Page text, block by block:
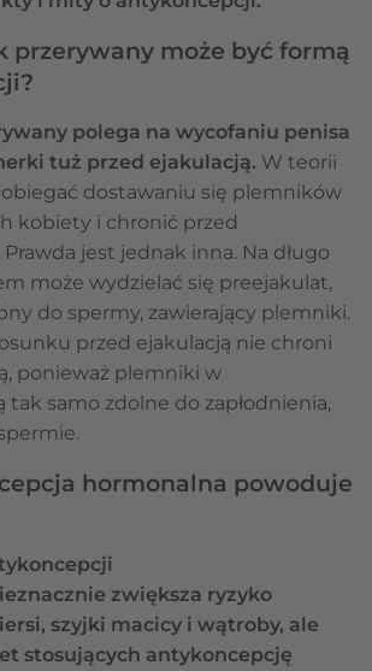
przerywany może być formą
polega na wycofaniu penisa
tuż przed ejakulacją. W teorii
dostawaniu się plemników
kobiety i chronić przed
jest jednak inna. Na długo
może wydzielać się preejakulat,
do spermy, zawierający plemniki.
przed ejakulacją nie chroni
ponieważ plemniki w
tak samo zdolne do zapłodnienia,
hormonalna powoduje
zwiększa ryzyko
szyjki macicy i wątroby, ale
stosujących antykoncepcję